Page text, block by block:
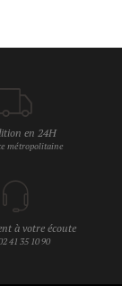
en 24H
métropolitaine
à votre écoute
41 35 10 90